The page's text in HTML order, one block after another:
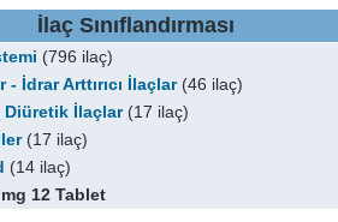
İlaç Sınıflandırması
(796 ilaç)
- İdrar Arttırıcı İlaçlar(46 ilaç)
Diüretik İlaçlar(17 ilaç)
(17 ilaç)
(14 ilaç)
12 Tablet